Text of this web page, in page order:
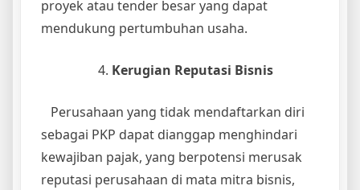
proyek atau tender besar yang dapat
mendukung pertumbuhan usaha.
Kerugian Reputasi Bisnis
Perusahaan yang tidak mendaftarkan diri
sebagai PKP dapat dianggap menghindari
kewajiban pajak, yang berpotensi merusak
reputasi perusahaan di mata mitra bisnis,